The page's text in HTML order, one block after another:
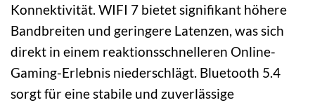
Konnektivität. WIFI 7 bietet signifikant höhere
Bandbreiten und geringere Latenzen, was sich
direkt in einem reaktionsschnelleren Online-
Gaming-Erlebnis niederschlägt. Bluetooth 5.4
sorgt für eine stabile und zuverlässige